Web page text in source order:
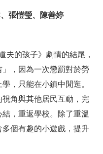
張愷瑩、陳善婷
夫的孩子》劇情的結尾，
，因為一次懲罰對於勞
，只能在小鎮中閒逛。
角與其他居民互動，完
，重返學校。除了重溫
個有趣的小遊戲，提升